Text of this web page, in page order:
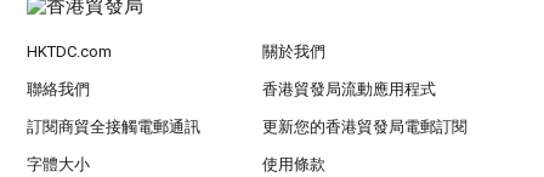
HKTDC.com 關於我們
聯絡我們 香港貿發局流動應用程式
訂閱商貿全接觸電郵通訊 更新您的香港貿發局電郵訂閱
字體大小 使用條款